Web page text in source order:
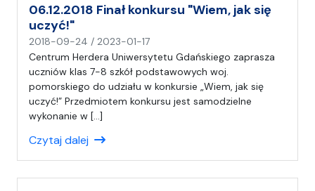
06.12.2018 Finał konkursu "Wiem, jak się
uczyć!"
2018-09-24 / 2023-01-17
a
p
i
s
a
Centrum Herdera Uniwersytetu Gdańskiego zaprasza
uczniów klas 7-8 szkół podstawowych woj.
pomorskiego do udziału w konkursie „Wiem, jak się
uczyć!” Przedmiotem konkursu jest samodzielne
wykonanie w […]
Czytaj dalej